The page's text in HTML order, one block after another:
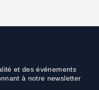
et des événements
à notre newsletter